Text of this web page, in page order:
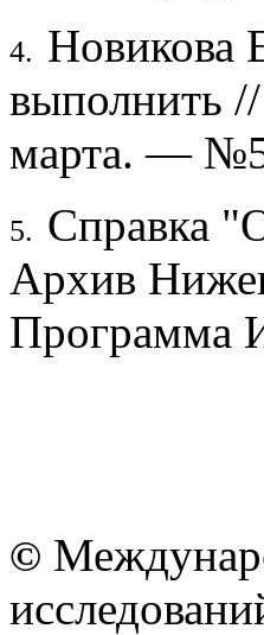
4. Новикова
выполнить
марта. —
5. Справка
Архив
Программа
©